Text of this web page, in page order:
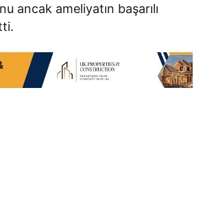
ancak ameliyatın başarılı